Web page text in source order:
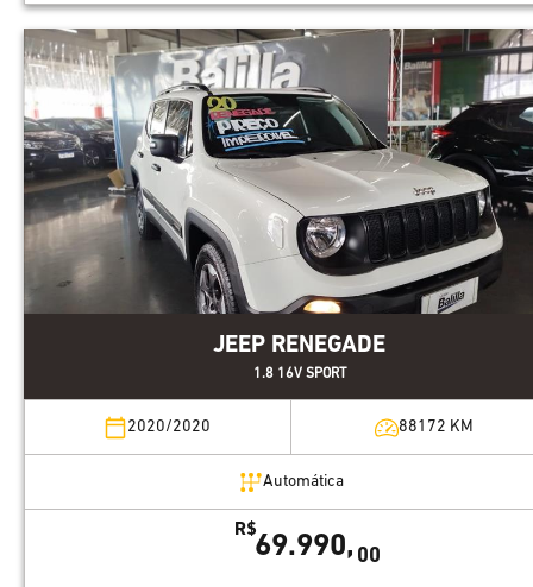
JEEP RENEGADE
1.8 16V SPORT
2020/2020 88172 KM
Automática
R$
69.990, 00